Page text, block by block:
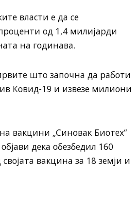
власти е да се
од 1,4 милијарди
на годинава.
што започна да работи
Ковид-19 и извезе милиони
вакцини „Синовак Биотех“
дека обезбедил 160
вакцина за 18 земји и